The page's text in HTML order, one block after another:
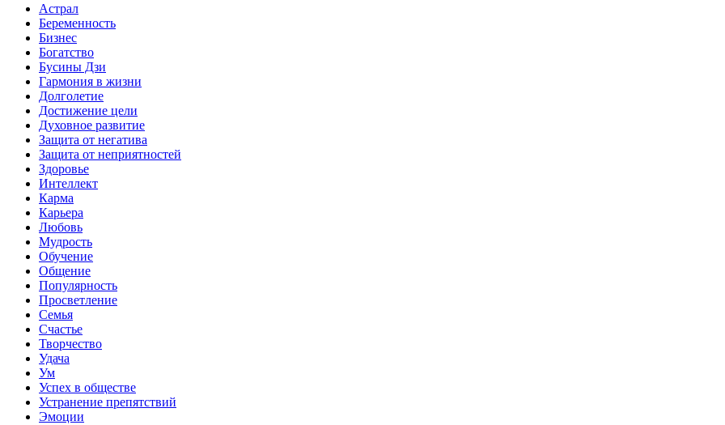
Астрал
Беременность
Бизнес
Богатство
Бусины Дзи
Гармония в жизни
Долголетие
Достижение цели
Духовное развитие
Защита от негатива
Защита от неприятностей
Здоровье
Интеллект
Карма
Карьера
Любовь
Мудрость
Обучение
Общение
Популярность
Просветление
Семья
Счастье
Творчество
Удача
Ум
Успех в обществе
Устранение препятствий
Эмоции